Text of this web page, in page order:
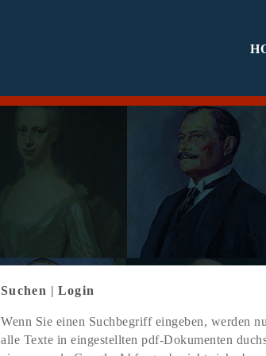
Suchen | Login
Wenn Sie einen Suchbegriff eingeben, werden
alle Texte in eingestellten pdf-Dokumenten